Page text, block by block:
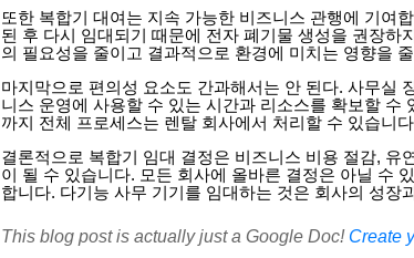
또한 복합기 대여는 지속 가능한 비즈니스 관행에 기여
된 후 다시 임대되기 때문에 전자 폐기물 생성을 권장
의 필요성을 줄이고 결과적으로 환경에 미치는 영향을
마지막으로 편의성 요소도 간과해서는 안 된다. 사무실
니스 운영에 사용할 수 있는 시간과 리소스를 확보할 수
까지 전체 프로세스는 렌탈 회사에서 처리할 수 있습니
결론적으로 복합기 임대 결정은 비즈니스 비용 절감, 유
이 될 수 있습니다. 모든 회사에 올바른 결정은 아닐 수
합니다. 다기능 사무 기기를 임대하는 것은 회사의 성
This blog post is actually just a Google Doc! Create